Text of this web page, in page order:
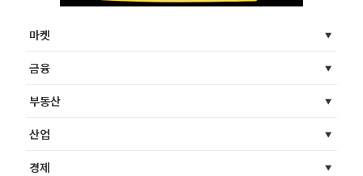
마켓
금융
부동산
산업
경제